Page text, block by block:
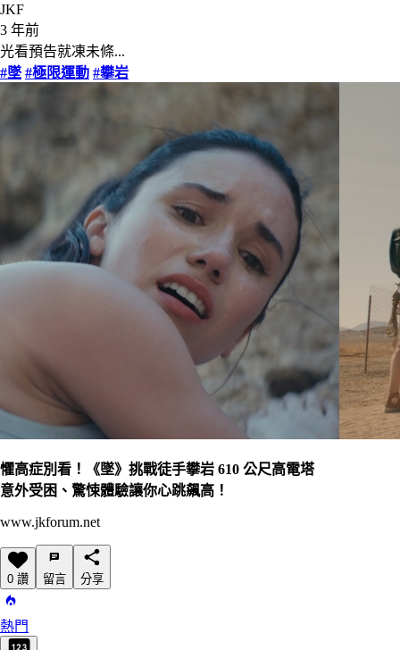
JKF
3 年前
光看預告就凍未條...
#墜 #極限運動 #攀岩
懼高症別看！《墜》挑戰徒手攀岩 610 公尺高電塔
意外受困、驚悚體驗讓你心跳飆高！
www.jkforum.net
0 讚 留言 分享
熱門